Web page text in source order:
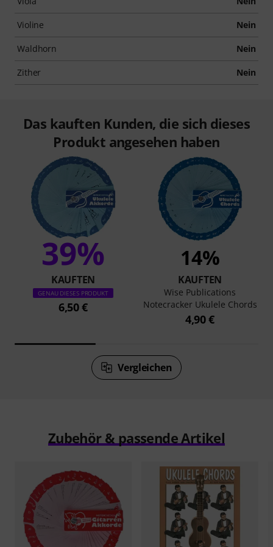
Violine Nein
Waldhorn Nein
Zither Nein
Das kauften Kunden, die sich dieses
Produkt angesehen haben
39%
KAUFTEN
GENAU DIESES PRODUKT
6,50 €
14%
KAUFTEN
Wise Publications
Notecracker Ukulele Chords
4,90 €
Vergleichen
Zubehör & passende Artikel